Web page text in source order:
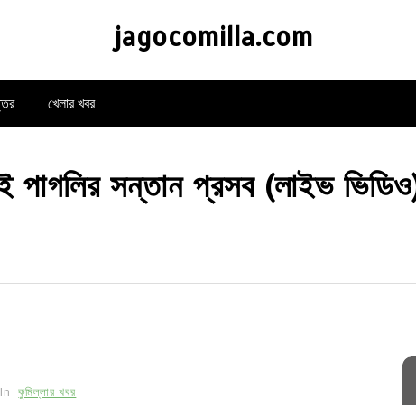
jagocomilla.com
খেলার খবর
পাগলির সন্তান প্রসব (লাইভ
In কুমিল্লার খবর